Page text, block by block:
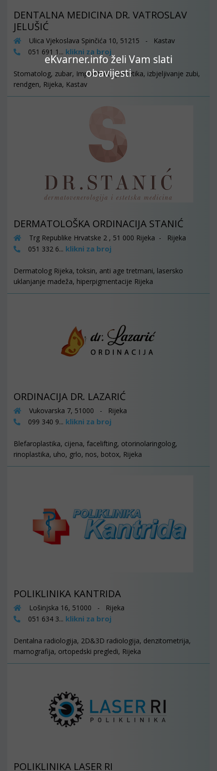
eKvarner.info želi Vam slati
obavijesti
DENTALNA MEDICINA DR. VATROSLAV
JELUŠIĆ
Ulica Vjekoslava Spinčića 10, 51215 - Kastav
051 691 1... klikni za broj
Stomatolog, zubar, Implantanti, protetika, izbjeljivanje zubi,
rendgen, Rijeka, Kastav
DERMATOLOŠKA ORDINACIJA STANIĆ
Trg Republike Hrvatske 2 , 51 000 Rijeka - Rijeka
051 332 6... klikni za broj
Dermatolog Rijeka, toksin, anti age tretmani, lasersko
uklanjanje madeža, hiperpigmentacije Rijeka
ORDINACIJA DR. LAZARIĆ
Vukovarska 7, 51000 - Rijeka
099 340 9... klikni za broj
Blefaroplastika, cijena, facelifting, otorinolaringolog,
rinoplastika, uho, grlo, nos, botox, Rijeka
POLIKLINIKA KANTRIDA
Lošinjska 16, 51000 - Rijeka
051 634 3... klikni za broj
Dentalna radiologija, 2D&3D radiologija, denzitometrija,
mamografija, ortopedski pregledi, Rijeka
POLIKLINIKA LASER RI